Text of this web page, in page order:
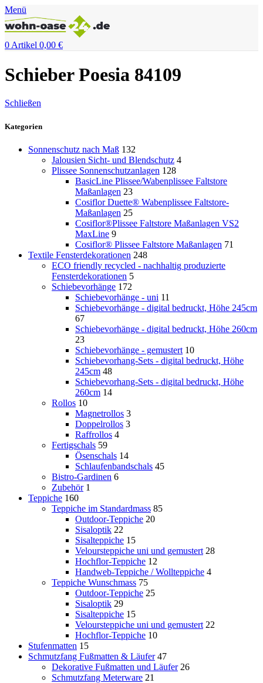
Menü
0Artikel 0,00 €
Schieber Poesia 84109
Schließen
Kategorien
Sonnenschutz nach Maß 132
Jalousien Sicht- und Blendschutz 4
Plissee Sonnenschutzanlagen 128
BasicLine Plissee/Wabenplissee Faltstore
Maßanlagen 23
Cosiflor Duette® Wabenplissee Faltstore-
Maßanlagen 25
Cosiflor®Plissee Faltstore Maßanlagen VS2
MaxLine 9
Cosiflor® Plissee Faltstore Maßanlagen 71
Textile Fensterdekorationen 248
ECO friendly recycled - nachhaltig produzierte
Fensterdekorationen 5
Schiebevorhänge 172
Schiebevorhänge - uni 11
Schiebevorhänge - digital bedruckt, Höhe 245cm
67
Schiebevorhänge - digital bedruckt, Höhe 260cm
23
Schiebevorhänge - gemustert 10
Schiebevorhang-Sets - digital bedruckt, Höhe
245cm 48
Schiebevorhang-Sets - digital bedruckt, Höhe
260cm 14
Rollos 10
Magnetrollos 3
Doppelrollos 3
Raffrollos 4
Fertigschals 59
Ösenschals 14
Schlaufenbandschals 45
Bistro-Gardinen 6
Zubehör 1
Teppiche 160
Teppiche im Standardmass 85
Outdoor-Teppiche 20
Sisaloptik 22
Sisalteppiche 15
Veloursteppiche uni und gemustert 28
Hochflor-Teppiche 12
Handweb-Teppiche / Wollteppiche 4
Teppiche Wunschmass 75
Outdoor-Teppiche 25
Sisaloptik 29
Sisalteppiche 15
Veloursteppiche uni und gemustert 22
Hochflor-Teppiche 10
Stufenmatten 15
Schmutzfang Fußmatten & Läufer 47
Dekorative Fußmatten und Läufer 26
Schmutzfang Meterware 21